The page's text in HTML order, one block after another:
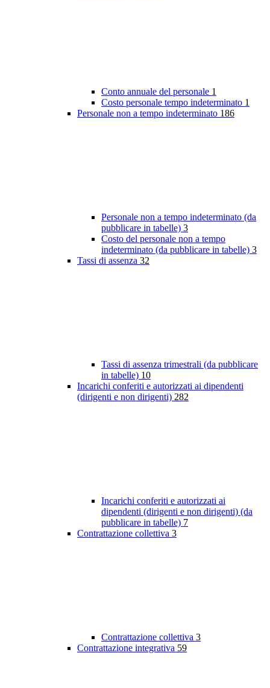
Conto annuale del personale 1
Costo personale tempo indeterminato 1
Personale non a tempo indeterminato 186
Personale non a tempo indeterminato (da
pubblicare in tabelle) 3
Costo del personale non a tempo
indeterminato (da pubblicare in tabelle) 3
Tassi di assenza 32
Tassi di assenza trimestrali (da pubblicare
in tabelle) 10
Incarichi conferiti e autorizzati ai dipendenti
(dirigenti e non dirigenti) 282
Incarichi conferiti e autorizzati ai
dipendenti (dirigenti e non dirigenti) (da
pubblicare in tabelle) 7
Contrattazione collettiva 3
Contrattazione collettiva 3
Contrattazione integrativa 59